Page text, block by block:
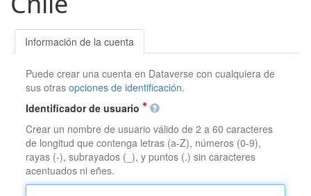
Información de la cuenta
Puede crear una cuenta en Dataverse con cualquiera de
sus otrasopciones de identificación.
Identificador de usuario
Crear un nombre de usuario válido de 2 a 60 caracteres
de longitud que contenga letras (a-Z), números (0-9),
rayas (-), subrayados (_), y puntos (.) sin caracteres
acentuados ni eñes.